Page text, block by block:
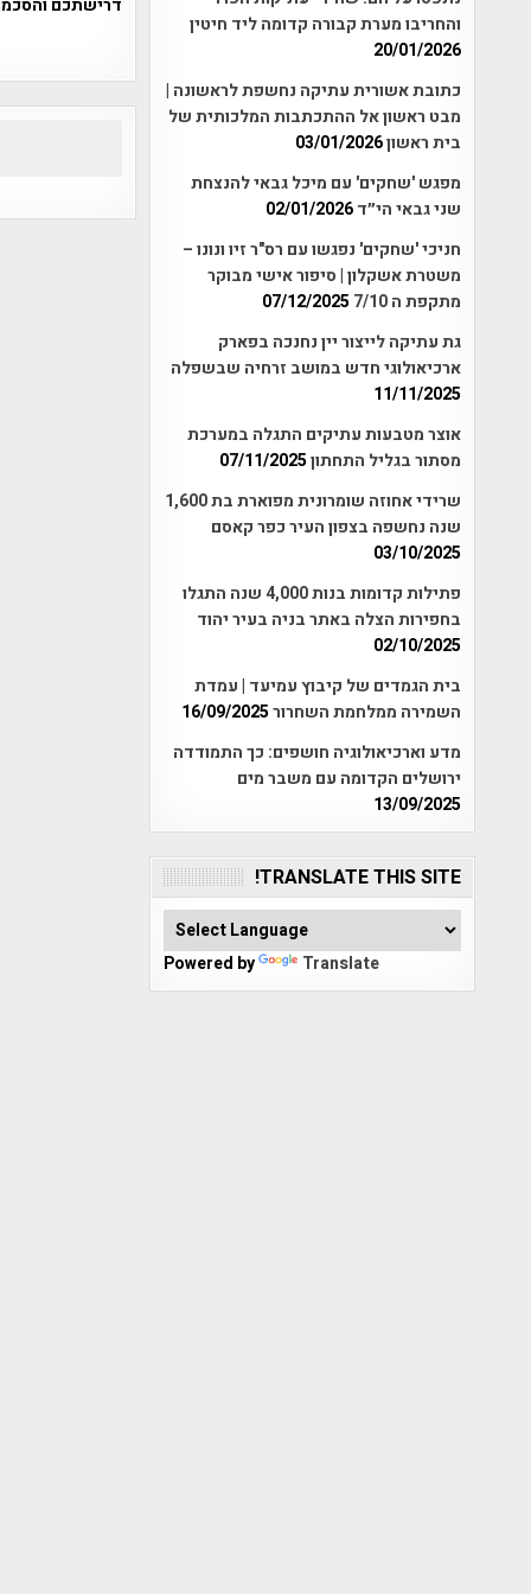
והחריבו מערת קבורה קדומה ליד חיטין
20/01/2026
כתובת אשורית עתיקה נחשפת לראשונה |
מבט ראשון אל ההתכתבות המלכותית של
בית ראשון03/01/2026
מפגש 'שחקים' עם מיכל גבאי להנצחת
שני גבאי הי״ד02/01/2026
חניכי 'שחקים' נפגשו עם רס"ר זיו ונונו –
משטרת אשקלון | סיפור אישי מבוקר
מתקפת ה 7/10
07/12/2025
גת עתיקה לייצור יין נחנכה בפארק
ארכיאולוגי חדש במושב זרחיה שבשפלה
11/11/2025
אוצר מטבעות עתיקים התגלה במערכת
מסתור בגליל התחתון07/11/2025
שרידי אחוזה שומרונית מפוארת בת 1,600
שנה נחשפה בצפון העיר כפר קאסם
03/10/2025
פתילות קדומות בנות 4,000 שנה התגלו
בחפירות הצלה באתר בניה בעיר יהוד
02/10/2025
בית הגמדים של קיבוץ עמיעד | עמדת
השמירה ממלחמת השחרור16/09/2025
מדע וארכיאולוגיה חושפים: כך התמודדה
ירושלים הקדומה עם משבר מים
13/09/2025
TRANSLATE THIS SITE!
Powered by Translate